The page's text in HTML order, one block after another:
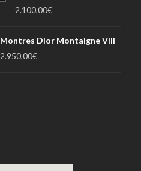
2.100,00€
Montres Dior Montaigne VIII
2.950,00€